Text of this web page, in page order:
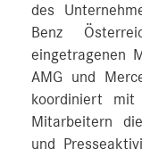
des
Benz
eingetragenen
AMG und
koordiniert
Mitarbeitern
und